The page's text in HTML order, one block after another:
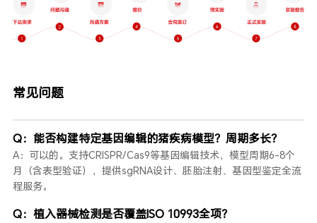
常见问题
Q：能否构建特定基因编辑的猪疾病模型？周期多长？
A：可以的。支持CRISPR/Cas9等基因编辑技术，模型周期6-8个
月（含表型验证），提供sgRNA设计、胚胎注射、基因型鉴定全流
程服务。
Q：植入器械检测是否覆盖ISO 10993全项？